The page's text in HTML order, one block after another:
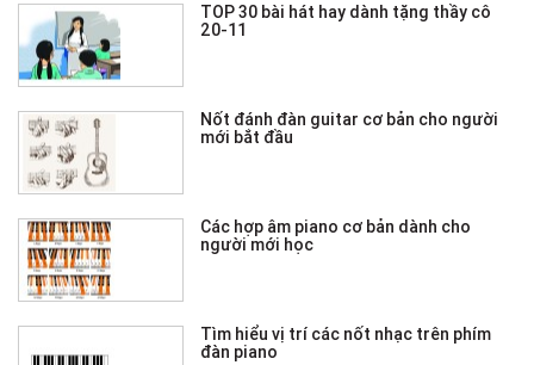
TOP 30 bài hát hay dành tặng thầy cô
20-11
Nốt đánh đàn guitar cơ bản cho người
mới bắt đầu
Các hợp âm piano cơ bản dành cho
người mới học
Tìm hiểu vị trí các nốt nhạc trên phím
đàn piano